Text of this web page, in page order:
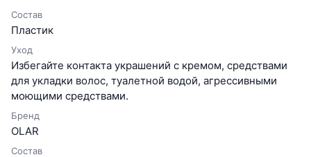
Состав
Пластик
Уход
Избегайте контакта украшений с кремом, средствами
для укладки волос, туалетной водой, агрессивными
моющими средствами.
Бренд
OLAR
Состав